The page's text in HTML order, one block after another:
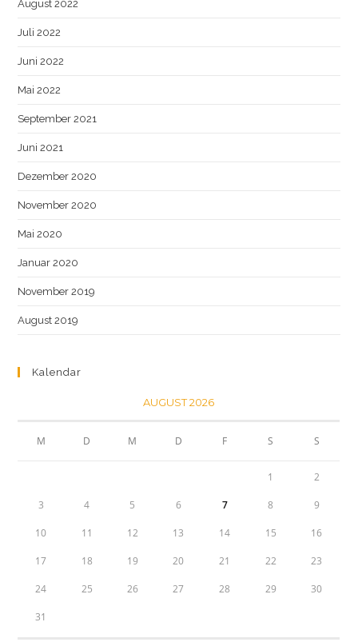
August 2022
Juli 2022
Juni 2022
Mai 2022
September 2021
Juni 2021
Dezember 2020
November 2020
Mai 2020
Januar 2020
November 2019
August 2019
Kalendar
AUGUST 2026
M D M D F S S
1 2
3 4 5 6 7 8 9
10 11 12 13 14 15 16
17 18 19 20 21 22 23
24 25 26 27 28 29 30
31